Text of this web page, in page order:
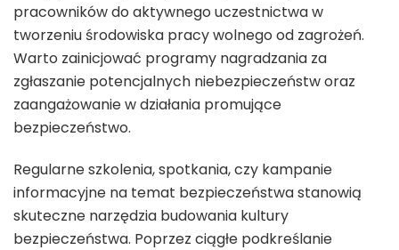
pracowników do aktywnego uczestnictwa w
tworzeniu środowiska pracy wolnego od zagrożeń.
Warto zainicjować programy nagradzania za
zgłaszanie potencjalnych niebezpieczeństw oraz
zaangażowanie w działania promujące
bezpieczeństwo.
Regularne szkolenia, spotkania, czy kampanie
informacyjne na temat bezpieczeństwa stanowią
skuteczne narzędzia budowania kultury
bezpieczeństwa. Poprzez ciągłe podkreślanie